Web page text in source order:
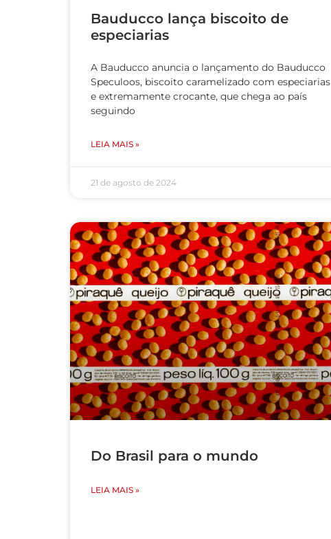
Bauducco lança biscoito de
especiarias
A Bauducco anuncia o lançamento do Bauducco
Speculoos, biscoito caramelizado com especiarias
e extremamente crocante, que chega ao país
seguindo
LEIA MAIS »
21 de agosto de 2024
Do Brasil para o mundo
LEIA MAIS »